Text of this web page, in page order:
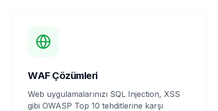
WAF Çözümleri
Web uygulamalarınızı SQL Injection, XSS
gibi OWASP Top 10 tehditlerine karşı